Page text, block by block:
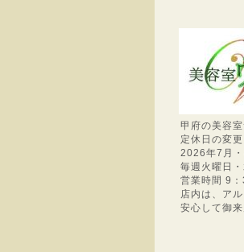
甲府の美容
定休日の変更
2026年7月
毎週火曜日
営業時間 9
店内は、ア
安心して御来